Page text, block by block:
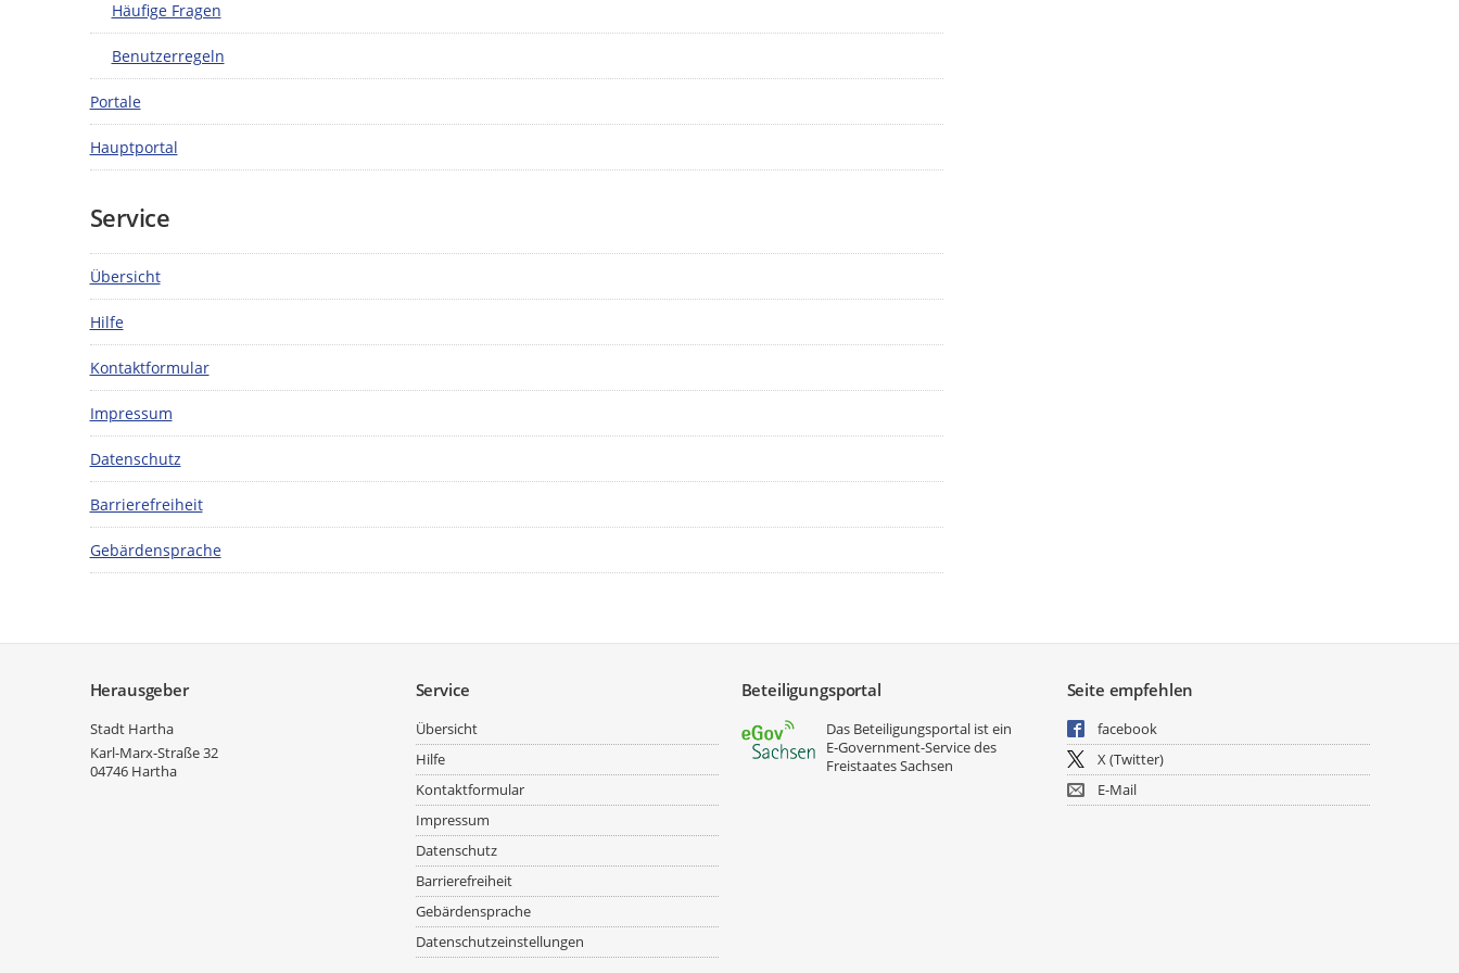
Häufige Fragen
Benutzerregeln
Portale
Hauptportal
Service
Übersicht
Hilfe
Kontaktformular
Impressum
Datenschutz
Barrierefreiheit
Gebärdensprache
Herausgeber
Stadt Hartha
Karl-Marx-Straße 32
04746 Hartha
Service
Übersicht
Hilfe
Kontaktformular
Impressum
Datenschutz
Barrierefreiheit
Gebärdensprache
Datenschutzeinstellungen
Beteiligungsportal
Das Beteiligungsportal ist ein
E‑Government-Service des
Freistaates Sachsen
Seite empfehlen
facebook
X (Twitter)
E-Mail